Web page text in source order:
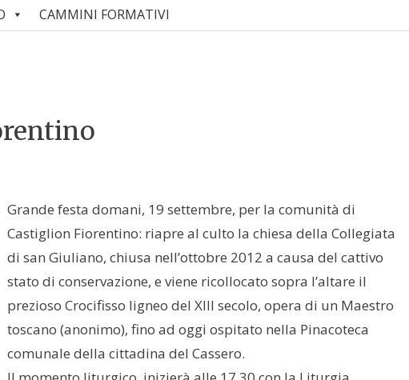
CAMMINI FORMATIVI
Grande festa domani, 19 settembre, per la comunità di
Castiglion Fiorentino: riapre al culto la chiesa della Collegiata
di san Giuliano, chiusa nell’ottobre 2012 a causa del cattivo
stato di conservazione, e viene ricollocato sopra l’altare il
prezioso Crocifisso ligneo del XIII secolo, opera di un Maestro
toscano (anonimo), fino ad oggi ospitato nella Pinacoteca
comunale della cittadina del Cassero.